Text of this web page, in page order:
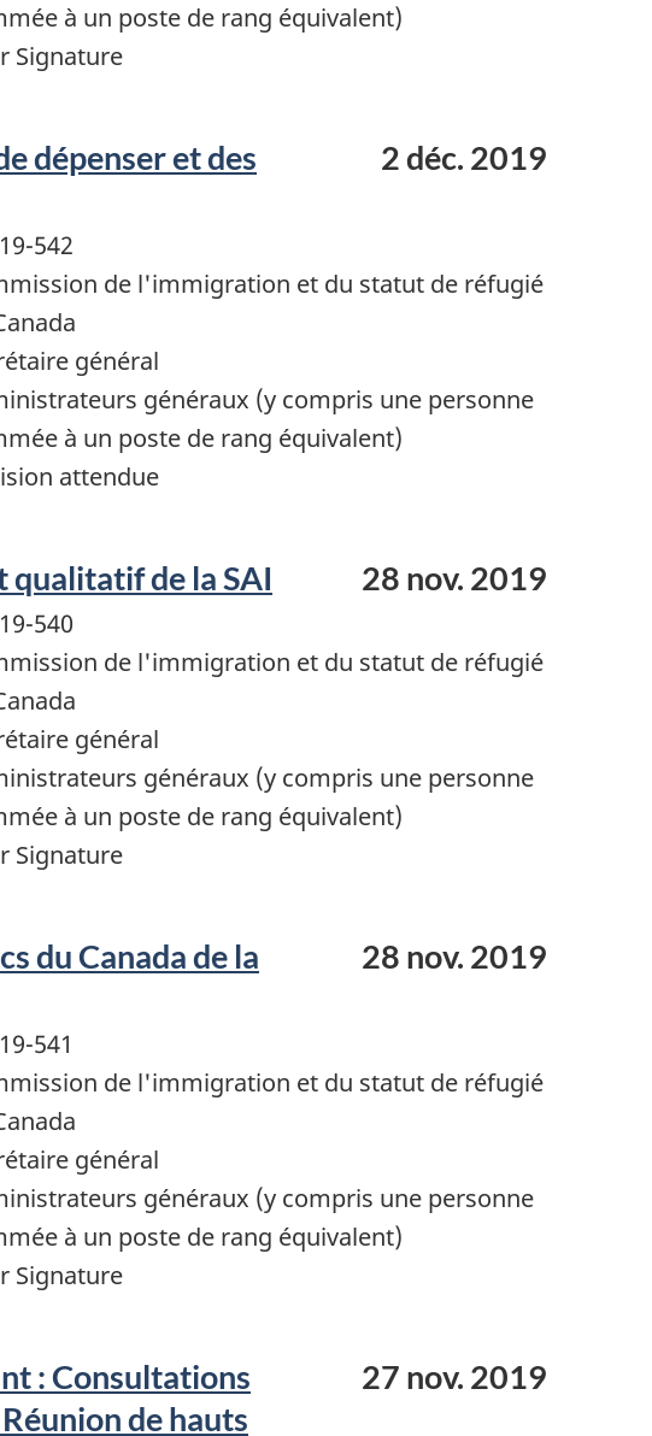
à un poste de rang équivalent)
Signature
dépenser et des
2 déc. 2019
542
de l'immigration et du statut de réfugié
général
généraux (y compris une personne
à un poste de rang équivalent)
attendue
qualitatif de la SAI 28 nov. 2019
540
de l'immigration et du statut de réfugié
général
généraux (y compris une personne
à un poste de rang équivalent)
Signature
du Canada de la
28 nov. 2019
541
de l'immigration et du statut de réfugié
général
généraux (y compris une personne
à un poste de rang équivalent)
Signature
: Consultations
de hauts
27 nov. 2019